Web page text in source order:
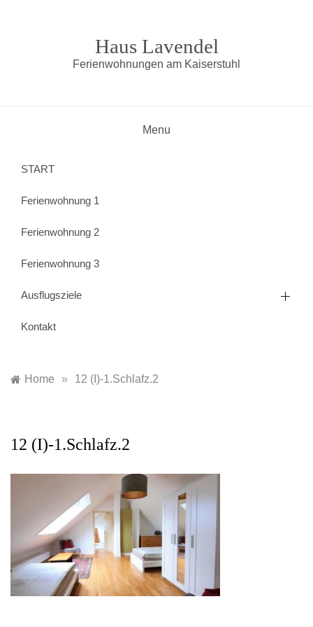
Haus Lavendel
Ferienwohnungen am Kaiserstuhl
Menu
START
Ferienwohnung 1
Ferienwohnung 2
Ferienwohnung 3
Ausflugsziele
Kontakt
Home » 12 (I)-1.Schlafz.2
12 (I)-1.Schlafz.2